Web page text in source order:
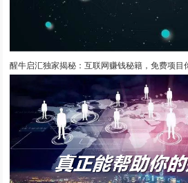
醒牛启汇独家揭秘：互联网赚钱秘籍，免费项目